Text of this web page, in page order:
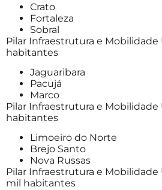
Crato
Fortaleza
Sobral
Pilar Infraestrutura e Mobilidade
habitantes
Jaguaribara
Pacujá
Marco
Pilar Infraestrutura e Mobilidade
habitantes
Limoeiro do Norte
Brejo Santo
Nova Russas
Pilar Infraestrutura e Mobilidade
mil habitantes